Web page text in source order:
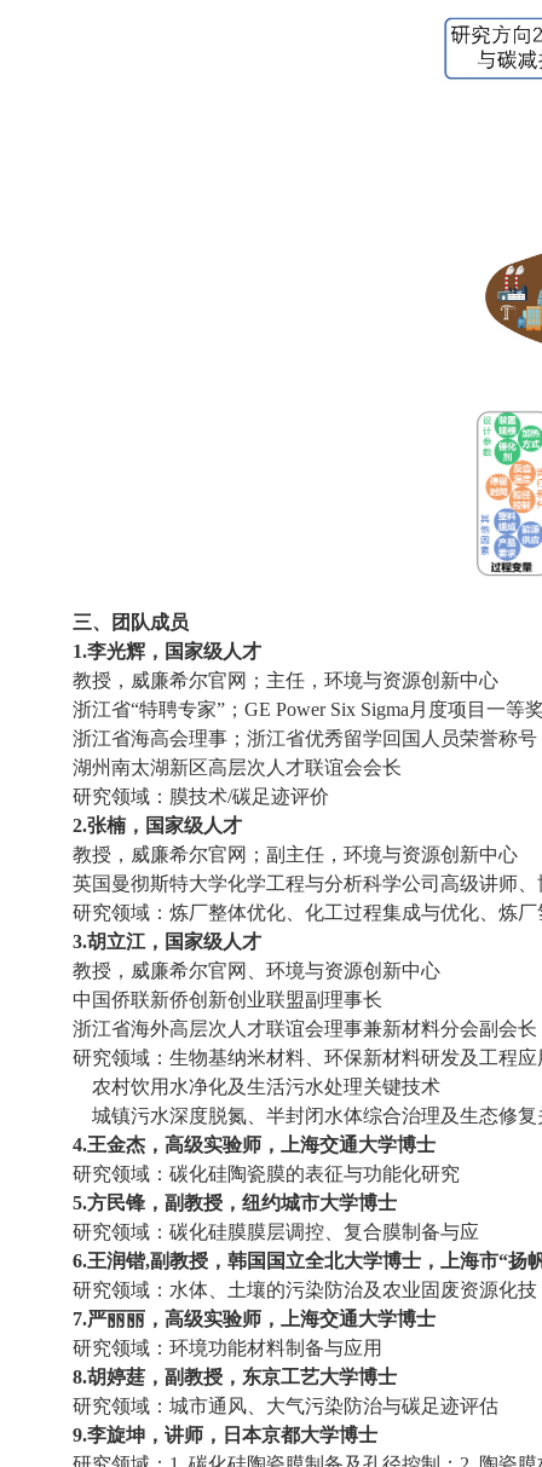
三、团队成员
1.李光辉，国家级人才
教授，威廉希尔官网；主任，环境与资源创新中心
浙江省“特聘专家”； GE Power Six Sigma 月度项目一等
浙江省海高会理事；浙江省优秀留学回国人员荣誉称号
湖州南太湖新区高层次人才联谊会会长
研究领域：膜技术/碳足迹评价
2.张楠，国家级人才
教授，威廉希尔官网；副主任，环境与资源创新中心
英国曼彻斯特大学化学工程与分析科学公司高级讲师
研究领域：炼厂整体优化、化工过程集成与优化、炼
3.胡立江，国家级人才
教授，威廉希尔官网、环境与资源创新中心
中国侨联新侨创新创业联盟副理事长
浙江省海外高层次人才联谊会理事兼新材料分会副会长
研究领域：生物基纳米材料、环保新材料研发及工程应
农村饮用水净化及生活污水处理关键技术
城镇污水深度脱氮、半封闭水体综合治理及生态修复
4.王金杰，高级实验师，上海交通大学博士
研究领域：碳化硅陶瓷膜的表征与功能化研究
5.方民锋，副教授，纽约城市大学博士
研究领域：碳化硅膜膜层调控、复合膜制备与应
6.王润锴,副教授，韩国国立全北大学博士，上海市“扬
研究领域：水体、土壤的污染防治及农业固废资源化技
7.严丽丽，高级实验师，上海交通大学博士
研究领域： 环境功能材料制备与应用
8.胡婷莛 ， 副教授，东京工艺大学博士
研究领域： 城市通风、大气污染防治与碳足迹评估
9.李旋坤，讲师，日本京都大学博士